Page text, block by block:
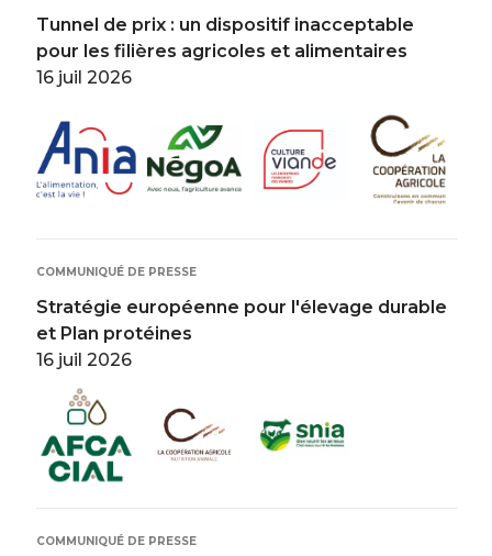
Tunnel de prix : un dispositif inacceptable
pour les filières agricoles et alimentaires
16 juil 2026
Image Image Image
Image
COMMUNIQUÉ DE PRESSE
Stratégie européenne pour l'élevage durable
et Plan protéines
16 juil 2026
Image
Image Image
COMMUNIQUÉ DE PRESSE